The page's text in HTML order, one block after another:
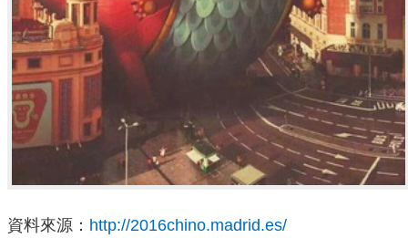
資料來源： http://2016chino.madrid.es/